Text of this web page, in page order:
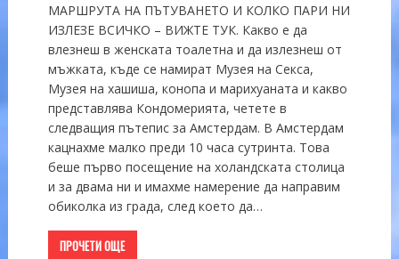
МАРШРУТА НА ПЪТУВАНЕТО И КОЛКО ПАРИ НИ
ИЗЛЕЗЕ ВСИЧКО – ВИЖТЕ ТУК. Какво е да
влезнеш в женската тоалетна и да излезнеш от
мъжката, къде се намират Музея на Секса,
Музея на хашиша, конопа и марихуаната и какво
представлява Кондомерията, четете в
следващия пътепис за Амстердам. В Амстердам
кацнахме малко преди 10 часа сутринта. Това
беше първо посещение на холандската столица
и за двама ни и имахме намерение да направим
обиколка из града, след което да…
ПРОЧЕТИ ОЩЕ